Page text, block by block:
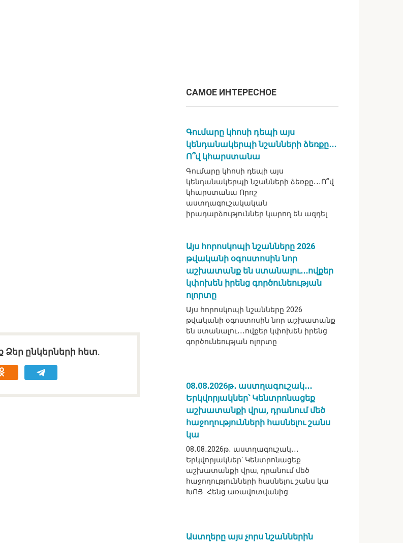
Ձեր ընկերների հետ.
САМОЕ ИНТЕРЕСНОЕ
Գումարը կհոսի դեպի այս
կենդանակերպի նշանների ձեռքը․․․
Ո՞վ կհարստանա
Գումարը կհոսի դեպի այս
կենդանակերպի նշանների ձեռքը․․․Ո՞վ
կհարստանա Որոշ
աստղագուշակական
իրադարձություններ կարող են ազդել
Այս հորոսկոպի նշանները 2026
թվականի օգոստոսին նոր
աշխատանք են ստանալու․․․ովքեր
կփոխեն իրենց գործունեության
ոլորտը
Այս հորոսկոպի նշանները 2026
թվականի օգոստոսին նոր աշխատանք
են ստանալու․․․ովքեր կփոխեն իրենց
գործունեության ոլորտը
08․08․2026թ․ աստղագուշակ․․․
Երկվորյակներ՝ Կենտրոնացեք
աշխատանքի վրա, դրանում մեծ
հաջողությունների հասնելու շանս
կա
08․08․2026թ․ աստղագուշակ․․․
Երկվորյակներ՝ Կենտրոնացեք
աշխատանքի վրա, դրանում մեծ
հաջողությունների հասնելու շանս կա
ԽՈՅ Հենց առավոտվանից
Աստղերը այս չորս նշաններին